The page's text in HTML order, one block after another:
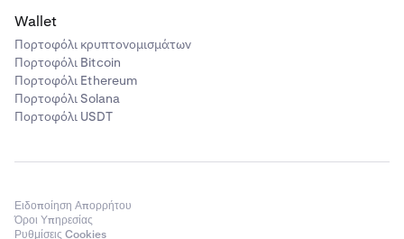
Wallet
Πορτοφόλι κρυπτονομισμάτων
Πορτοφόλι Bitcoin
Πορτοφόλι Ethereum
Πορτοφόλι Solana
Πορτοφόλι USDT
Ειδοποίηση Απορρήτου
Όροι Υπηρεσίας
Ρυθμίσεις Cookies